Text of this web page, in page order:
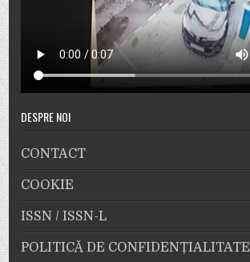
DESPRE NOI
CONTACT
COOKIE
ISSN / ISSN-L
POLITICĂ DE CONFIDENȚIALITATE